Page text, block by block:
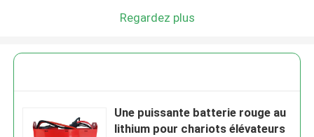
Regardez plus
Une puissante batterie rouge au
lithium pour chariots élévateurs